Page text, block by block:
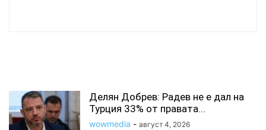
Делян Добрев: Радев не е дал на
Турция 33% от правата...
wowmedia - август 4, 2026